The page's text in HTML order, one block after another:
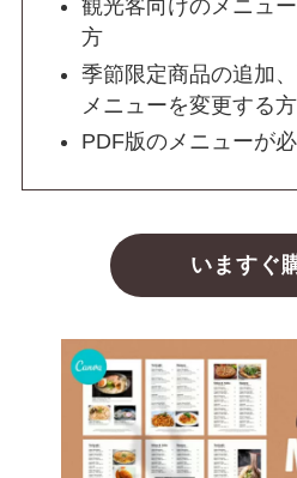
観光客向けのメニュ
方
季節限定商品の追加
メニューを変更する方
PDF版のメニューが
いますぐ